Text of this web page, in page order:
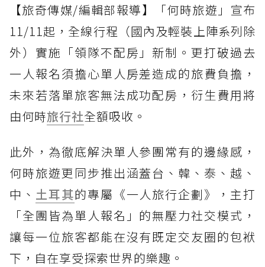
【旅奇傳媒/編輯部報導】「何時旅遊」宣布
11/11起，全線行程（國內及輕裝上陣系列除
外）實施「領隊不配房」新制。更打破過去
一人報名須擔心單人房差造成的旅費負擔，
未來若落單旅客無法成功配房，衍生費用將
由何時旅行社全額吸收。
此外，為徹底解決單人參團常有的邊緣感，
何時旅遊更同步推出涵蓋台、韓、泰、越、
中、 土耳其的專屬《一人旅行企劃》，主打
「全團皆為單人報名」的無壓力社交模式，
讓每一位旅客都能在沒有既定交友圈的包袱
下，自在享受探索世界的樂趣。